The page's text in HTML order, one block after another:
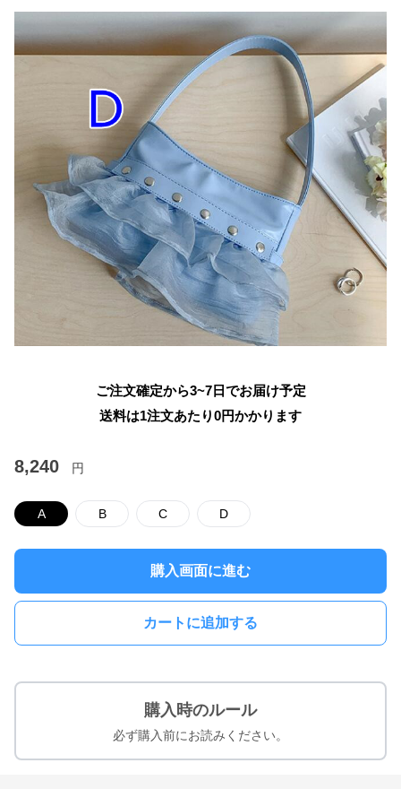
ご注文確定から3~7日でお届け予定
送料は1注文あたり0円かかります
8,240 円
A B C D
購入画面に進む
カートに追加する
購入時のルール
必ず購入前にお読みください。